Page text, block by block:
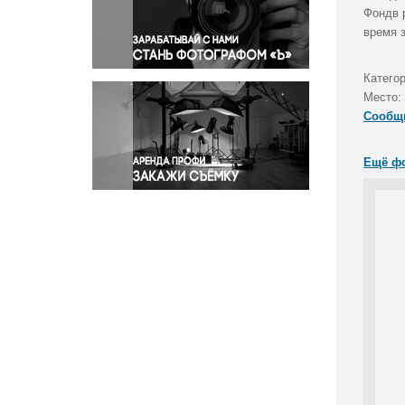
Правосудие
Происшествия и конфликты
Религия
Светская жизнь
Спорт
Экология
Экономика и бизнес
Фондв
время
Место:
Ещё